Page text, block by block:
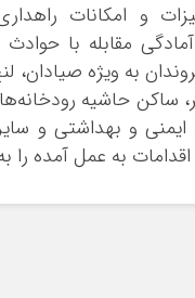
و امکانات
مقابله با
به ویژه صیادان،
ساکن حاشیه
و بهداشتی و
به عمل آمده را